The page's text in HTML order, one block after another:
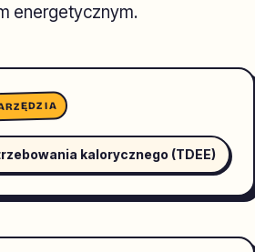
energetycznym.
kalorycznego (TDEE)